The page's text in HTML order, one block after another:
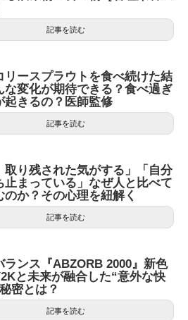
記事を読む
リースプラウトを食べ続けた結
な変化が期待できる？食べ過ぎ
起きるの？医師監修
記事を読む
取り残された気がする」「自分
止まっている」なぜ人と比べて
のか？その心理を紐解く
記事を読む
ランス『ABZORB 2000』新色
と未来が融合した“意外な快
密とは？
記事を読む